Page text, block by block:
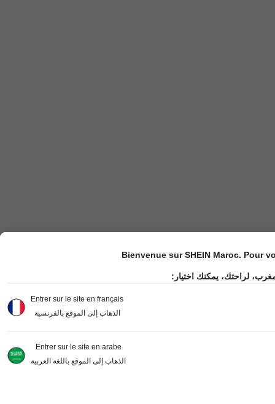
Bienvenue sur SHEIN Maroc. Pour
لراحتك، يمكنك اختيار:
Entrer sur le site en français
الذهاب إلى الموقع بالفرنسية
Entrer sur le site en arabe
الذهاب إلى الموقع باللغة العربية